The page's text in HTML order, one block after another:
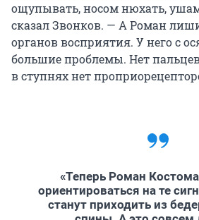
ощупывать, носом нюхать,
сказал Звонков. — А Роман
органов восприятия. У него с
большие проблемы. Нет
в ступнях нет
«Теперь Роман
ориентироваться на те
станут приходить из